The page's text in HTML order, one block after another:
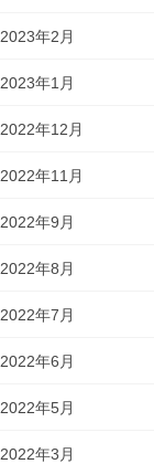
2023年2月
2023年1月
2022年12月
2022年11月
2022年9月
2022年8月
2022年7月
2022年6月
2022年5月
2022年3月